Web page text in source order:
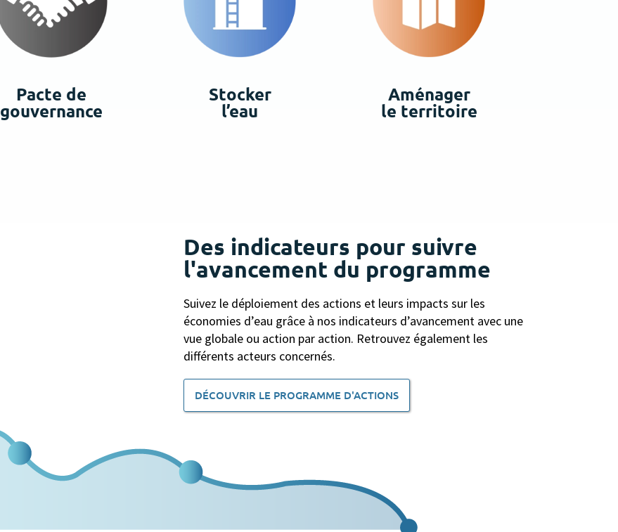
Pacte de
gouvernance
Stocker
l’eau
Aménager
le territoire
Des indicateurs pour suivre
l'avancement du programme
Suivez le déploiement des actions et leurs impacts sur les
économies d’eau grâce à nos indicateurs d’avancement avec une
vue globale ou action par action. Retrouvez également les
différents acteurs concernés.
DÉCOUVRIR LE PROGRAMME D'ACTIONS